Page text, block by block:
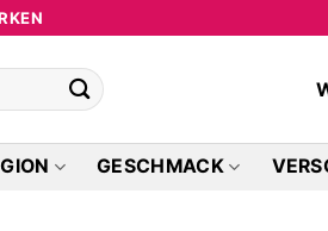
GESCHMACK